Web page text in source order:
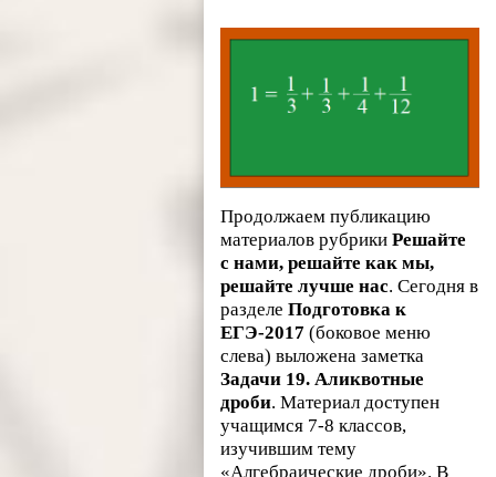
Продолжаем публикацию
материалов рубрикиРешайте
с нами, решайте как мы,
решайте лучше нас. Сегодня в
разделеПодготовка к
ЕГЭ-2017(боковое меню
слева) выложена заметка
Задачи 19. Аликвотные
дроби. Материал доступен
учащимся 7-8 классов,
изучившим тему
«Алгебраические дроби». В